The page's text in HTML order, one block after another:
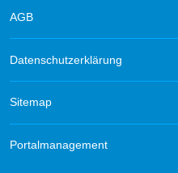
AGB
Datenschutzerklärung
Sitemap
Portalmanagement